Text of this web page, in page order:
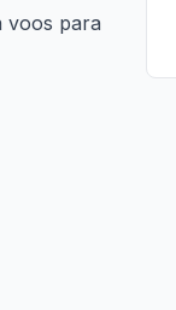
voos para